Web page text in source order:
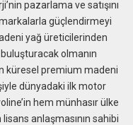
pazarlama ve satışını
güçlendirmeyi
yağ üreticilerinden
olmanın
küresel premium madeni
dünyadaki ilk motor
hem münhasır ülke
anlaşmasının sahibi